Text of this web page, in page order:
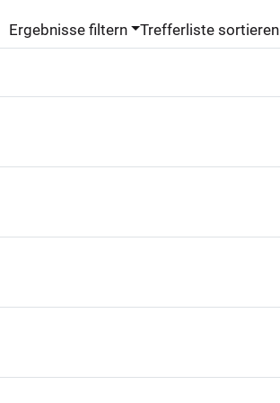
Ergebnisse filtern Trefferliste sortieren